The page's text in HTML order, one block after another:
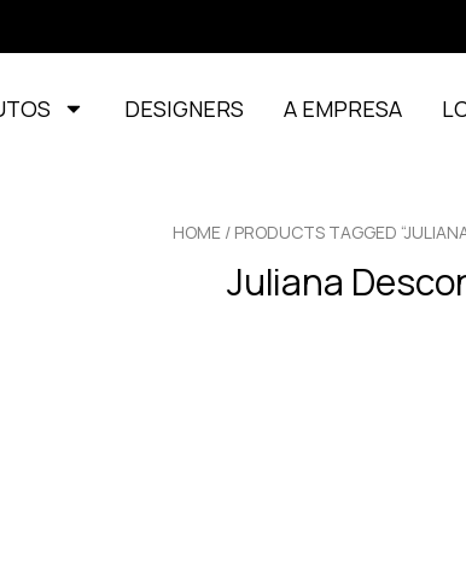
DESIGNERS A EMPRESA
HOME/ PRODUCTS TAGGED
Juliana